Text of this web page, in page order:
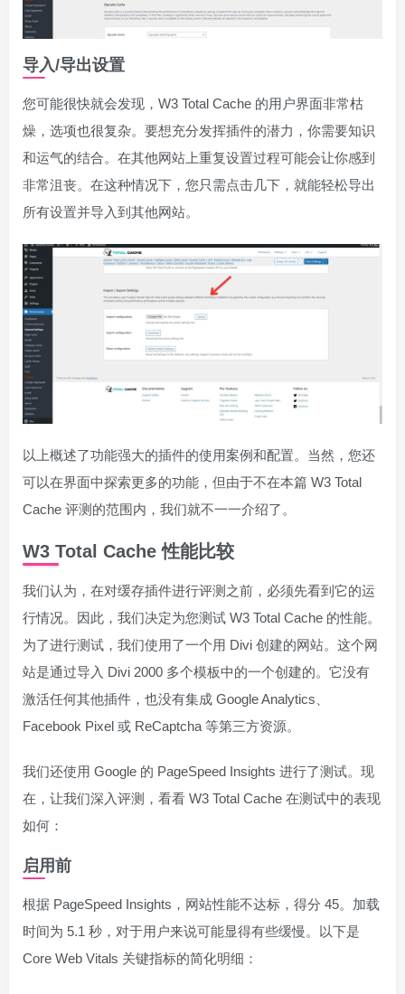
导入/导出设置
您可能很快就会发现，W3 Total Cache 的用户界面非常枯
燥，选项也很复杂。要想充分发挥插件的潜力，你需要知识
和运气的结合。在其他网站上重复设置过程可能会让你感到
非常沮丧。在这种情况下，您只需点击几下，就能轻松导出
所有设置并导入到其他网站。
以上概述了功能强大的插件的使用案例和配置。当然，您还
可以在界面中探索更多的功能，但由于不在本篇 W3 Total
Cache 评测的范围内，我们就不一一介绍了。
W3 Total Cache 性能比较
我们认为，在对缓存插件进行评测之前，必须先看到它的运
行情况。因此，我们决定为您测试 W3 Total Cache 的性能。
为了进行测试，我们使用了一个用 Divi 创建的网站。这个网
站是通过导入 Divi 2000 多个模板中的一个创建的。它没有
激活任何其他插件，也没有集成 Google Analytics、
Facebook Pixel 或 ReCaptcha 等第三方资源。
我们还使用 Google 的 PageSpeed Insights 进行了测试。现
在，让我们深入评测，看看 W3 Total Cache 在测试中的表现
如何：
启用前
根据 PageSpeed Insights，网站性能不达标，得分 45。加载
时间为 5.1 秒，对于用户来说可能显得有些缓慢。以下是
Core Web Vitals 关键指标的简化明细：